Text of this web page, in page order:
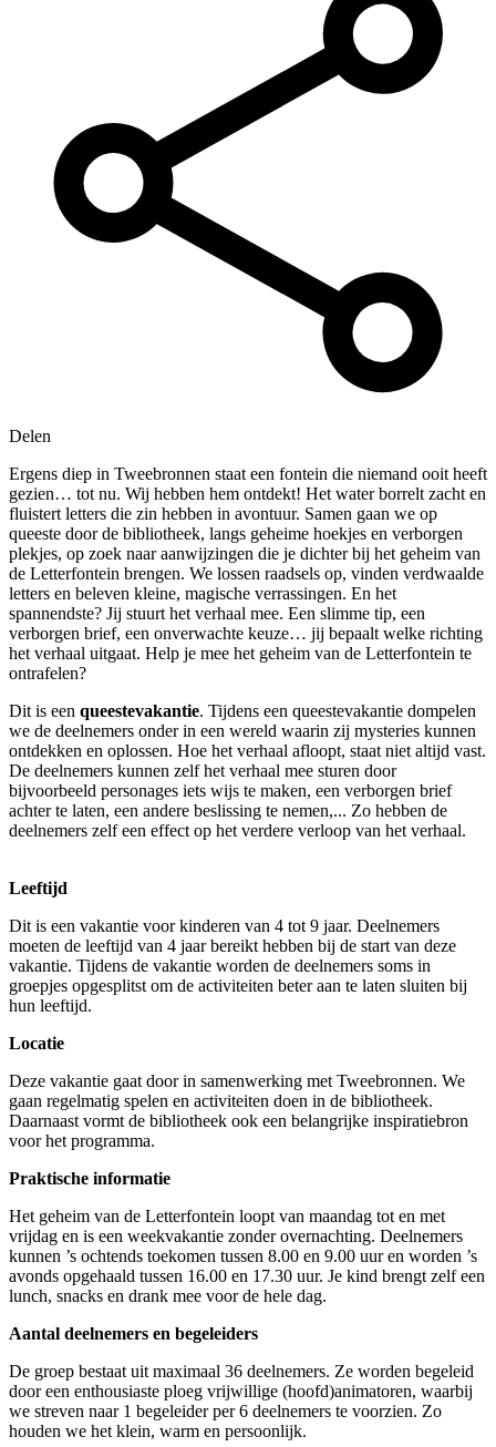
Delen
Ergens diep in Tweebronnen staat een fontein die niemand ooit heeft
gezien… tot nu. Wij hebben hem ontdekt! Het water borrelt zacht en
fluistert letters die zin hebben in avontuur. Samen gaan we op
queeste door de bibliotheek, langs geheime hoekjes en verborgen
plekjes, op zoek naar aanwijzingen die je dichter bij het geheim van
de Letterfontein brengen. We lossen raadsels op, vinden verdwaalde
letters en beleven kleine, magische verrassingen. En het
spannendste? Jij stuurt het verhaal mee. Een slimme tip, een
verborgen brief, een onverwachte keuze… jij bepaalt welke richting
het verhaal uitgaat. Help je mee het geheim van de Letterfontein te
ontrafelen?
Dit is een queestevakantie. Tijdens een queestevakantie dompelen
we de deelnemers onder in een wereld waarin zij mysteries kunnen
ontdekken en oplossen. Hoe het verhaal afloopt, staat niet altijd vast.
De deelnemers kunnen zelf het verhaal mee sturen door
bijvoorbeeld personages iets wijs te maken, een verborgen brief
achter te laten, een andere beslissing te nemen,... Zo hebben de
deelnemers zelf een effect op het verdere verloop van het verhaal.
Leeftijd
Dit is een vakantie voor kinderen van 4 tot 9 jaar. Deelnemers
moeten de leeftijd van 4 jaar bereikt hebben bij de start van deze
vakantie. Tijdens de vakantie worden de deelnemers soms in
groepjes opgesplitst om de activiteiten beter aan te laten sluiten bij
hun leeftijd.
Locatie
Deze vakantie gaat door in samenwerking met Tweebronnen. We
gaan regelmatig spelen en activiteiten doen in de bibliotheek.
Daarnaast vormt de bibliotheek ook een belangrijke inspiratiebron
voor het programma.
Praktische informatie
Het geheim van de Letterfontein loopt van maandag tot en met
vrijdag en is een weekvakantie zonder overnachting. Deelnemers
kunnen ’s ochtends toekomen tussen 8.00 en 9.00 uur en worden ’s
avonds opgehaald tussen 16.00 en 17.30 uur. Je kind brengt zelf een
lunch, snacks en drank mee voor de hele dag.
Aantal deelnemers en begeleiders
De groep bestaat uit maximaal 36 deelnemers. Ze worden begeleid
door een enthousiaste ploeg vrijwillige (hoofd)animatoren, waarbij
we streven naar 1 begeleider per 6 deelnemers te voorzien. Zo
houden we het klein, warm en persoonlijk.